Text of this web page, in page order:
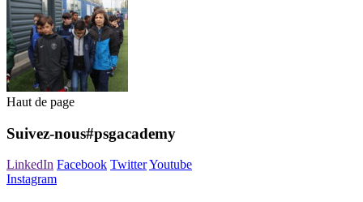
Haut de page
Suivez-nous#psgacademy
LinkedIn Facebook TwitterYoutube
Instagram